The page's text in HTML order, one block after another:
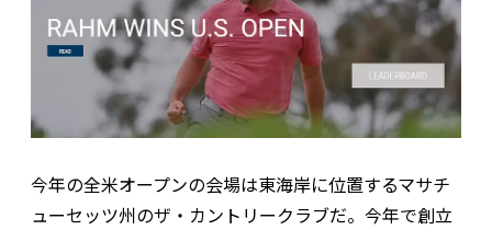
今年の全米オープンの会場は東海岸に位置するマサチ
ューセッツ州のザ・カントリークラブだ。今年で創立